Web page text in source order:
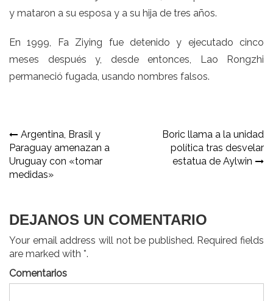
y mataron a su esposa y a su hija de tres años.
En 1999, Fa Ziying fue detenido y ejecutado cinco
meses después y, desde entonces, Lao Rongzhi
permaneció fugada, usando nombres falsos.
Navegación
de
entradas
Argentina, Brasil y
Paraguay amenazan a
Uruguay con «tomar
medidas»
Boric llama a la unidad
política tras desvelar
estatua de Aylwin
DEJANOS UN COMENTARIO
Your email address will not be published. Required fields
are marked with *.
Comentarios